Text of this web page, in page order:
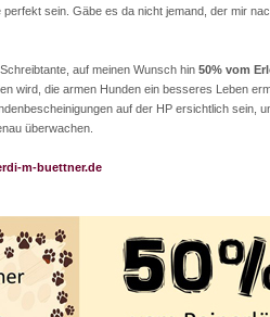
sein. Gäbe es da nicht jemand, der mir
auf meinen Wunsch hin 50% vom
wird, die armen Hunden ein besseres Leben
auf der HP ersichtlich sein,
überwachen.
m-buettner.de